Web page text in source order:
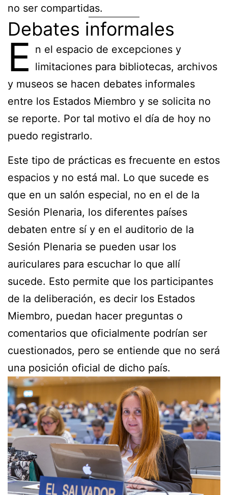
no ser compartidas.
Debates informales
E n el espacio de excepciones y
limitaciones para bibliotecas, archivos
y museos se hacen debates informales
entre los Estados Miembro y se solicita no
se reporte. Por tal motivo el día de hoy no
puedo registrarlo.
Este tipo de prácticas es frecuente en estos
espacios y no está mal. Lo que sucede es
que en un salón especial, no en el de la
Sesión Plenaria, los diferentes países
debaten entre sí y en el auditorio de la
Sesión Plenaria se pueden usar los
auriculares para escuchar lo que allí
sucede. Esto permite que los participantes
de la deliberación, es decir los Estados
Miembro, puedan hacer preguntas o
comentarios que oficialmente podrían ser
cuestionados, pero se entiende que no será
una posición oficial de dicho país.